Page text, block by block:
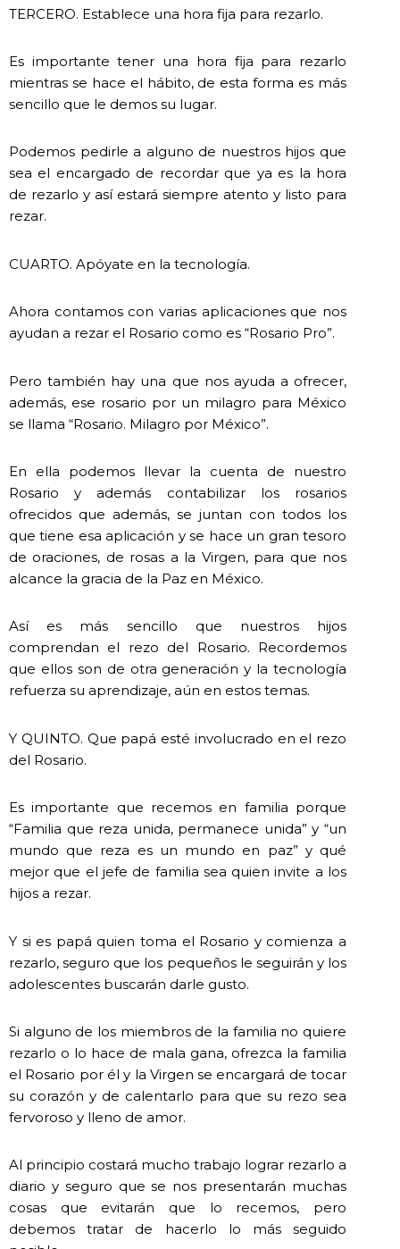
TERCERO. Establece una hora fija para rezarlo.
Es importante tener una hora fija para rezarlo
mientras se hace el hábito, de esta forma es más
sencillo que le demos su lugar.
Podemos pedirle a alguno de nuestros hijos que
sea el encargado de recordar que ya es la hora
de rezarlo y así estará siempre atento y listo para
rezar.
CUARTO. Apóyate en la tecnología.
Ahora contamos con varias aplicaciones que nos
ayudan a rezar el Rosario como es “Rosario Pro”.
Pero también hay una que nos ayuda a ofrecer,
además, ese rosario por un milagro para México
se llama “Rosario. Milagro por México”.
En ella podemos llevar la cuenta de nuestro
Rosario y además contabilizar los rosarios
ofrecidos que además, se juntan con todos los
que tiene esa aplicación y se hace un gran tesoro
de oraciones, de rosas a la Virgen, para que nos
alcance la gracia de la Paz en México.
Así es más sencillo que nuestros hijos
comprendan el rezo del Rosario. Recordemos
que ellos son de otra generación y la tecnología
refuerza su aprendizaje, aún en estos temas.
Y QUINTO. Que papá esté involucrado en el rezo
del Rosario.
Es importante que recemos en familia porque
“Familia que reza unida, permanece unida” y “un
mundo que reza es un mundo en paz” y qué
mejor que el jefe de familia sea quien invite a los
hijos a rezar.
Y si es papá quien toma el Rosario y comienza a
rezarlo, seguro que los pequeños le seguirán y los
adolescentes buscarán darle gusto.
Si alguno de los miembros de la familia no quiere
rezarlo o lo hace de mala gana, ofrezca la familia
el Rosario por él y la Virgen se encargará de tocar
su corazón y de calentarlo para que su rezo sea
fervoroso y lleno de amor.
Al principio costará mucho trabajo lograr rezarlo a
diario y seguro que se nos presentarán muchas
cosas que evitarán que lo recemos, pero
debemos tratar de hacerlo lo más seguido